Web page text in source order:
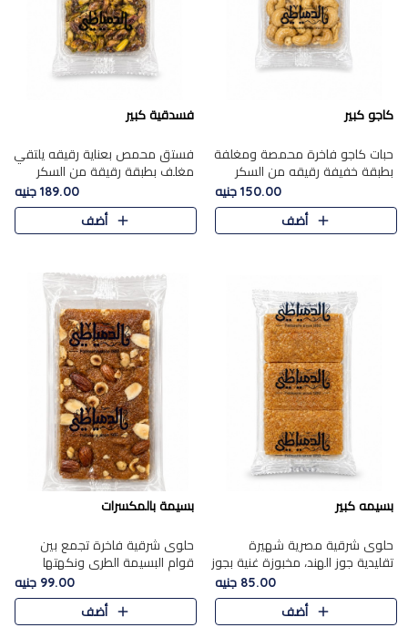
كاجو كبير
حبات كاجو فاخرة محمصة ومغلفة
بطبقة خفيفة رقيقه من السكر
المكرمل، تجمع بين توازن النعومة
زبدية غنية فاخرة والقرمشة
المرضية في حلوى شرقية بطاب..
150.00 جنيه
أضف
فسدقية كبير
فستق محمص بعناية رقيقه يلتقي
مغلف بطبقة رقيقة من السكر
المكرمل، ليقدم مذاقًا فاخرًا حلوي
شرقية فاخرة ونكهة غنية ناتي تميز
كل قطعة و قوام هش
189.00 جنيه
أضف
بسيمه كبير
حلوى شرقية مصرية شهيرة
تقليدية جوز الهند، مخبوزة غنية بجوز
الهند، بلمسه ذهبية وتتميز بقوامها
المرمل وطعمها اللذيذ الذي يشبه
البسبوسة. تُخبز..
85.00 جنيه
أضف
بسيمة بالمكسرات
حلوى شرقية فاخرة تجمع بين
قوام البسيمة الطري ونكهتها
الغنية، مزينة بتشكيلة مختارة من
اللوز والبندق والمكسرات الفاخرة.
مزيج متوازن من القوام ..
99.00 جنيه
أضف